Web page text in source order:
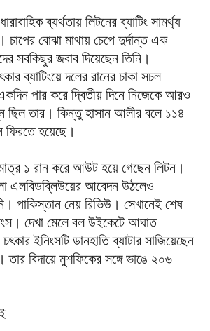
ব্যর্থতায় লিটনের ব্যাটিং সামর্থ্য
বোঝা মাথায় চেপে দুর্দান্ত এক
সবকিছুর জবাব দিয়েছেন তিনি।
ব্যাটিংয়ে দলের রানের চাকা সচল
পার করে দ্বিতীয় দিনে নিজেকে আরও
ছিল তার। কিন্তু হাসান আলীর বলে ১১৪
ফিরতে হয়েছে।
মাত্র ১ রান করে আউট হয়ে গেছেন লিটন।
এলবিডব্লিউয়ের আবেদন উঠলেও
পাকিস্তান নেয় রিভিউ। সেখানেই শেষ
দেখা মেলে বল উইকেটে আঘাত
ইনিংসটি ডানহাতি ব্যাটার সাজিয়েছেন
বিদায়ে মুশফিকের সঙ্গে ভাঙে ২০৬